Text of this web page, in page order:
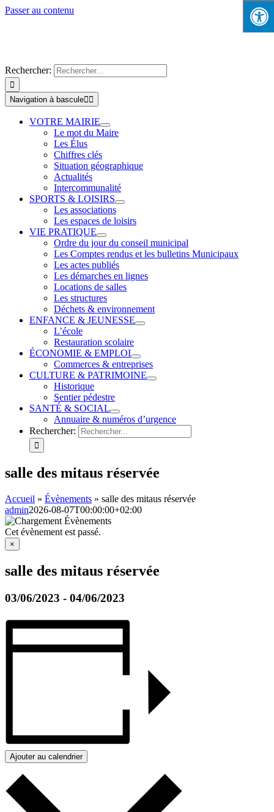
Passer au contenu
Rechercher:
Navigation à bascule
VOTRE MAIRIE
Le mot du Maire
Les Élus
Chiffres clés
Situation géographique
Actualités
Intercommunalité
SPORTS & LOISIRS
Les associations
Les espaces de loisirs
VIE PRATIQUE
Ordre du jour du conseil municipal
Les Comptes rendus et les bulletins Municipaux
Les actes publiés
Les démarches en lignes
Locations de salles
Les structures
Déchets & environnement
ENFANCE & JEUNESSE
L’école
Restauration scolaire
ÉCONOMIE & EMPLOI
Commerces & entreprises
CULTURE & PATRIMOINE
Historique
Sentier pédestre
SANTÉ & SOCIAL
Annuaire & numéros d’urgence
Rechercher:
salle des mitaus réservée
Accueil » Évènements » salle des mitaus réservée
admin2026-08-07T00:00:00+02:00
Cet évènement est passé.
×
salle des mitaus réservée
03/06/2023 - 04/06/2023
Ajouter au calendrier